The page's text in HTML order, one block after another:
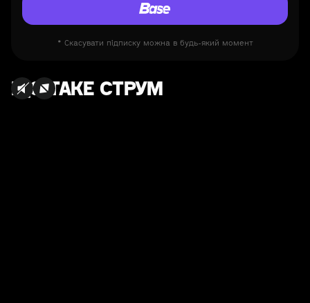
* Скасувати підписку можна в будь-який момент
ЩО ТАКЕ СТРУМ